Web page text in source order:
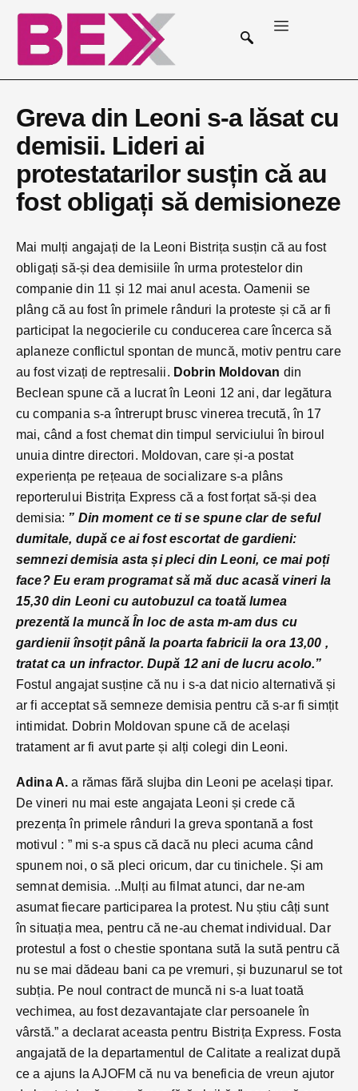
Greva din Leoni s-a lăsat cu
demisii. Lideri ai
protestatarilor susțin că au
fost obligați să demisioneze
Mai mulți angajați de la Leoni Bistrița susțin că au fost
obligați să-și dea demisiile în urma protestelor din
companie din 11 și 12 mai anul acesta. Oamenii se
plâng că au fost în primele rânduri la proteste și că ar fi
participat la negocierile cu conducerea care încerca să
aplaneze conflictul spontan de muncă, motiv pentru care
au fost vizați de reptresalii. Dobrin Moldovan din
Beclean spune că a lucrat în Leoni 12 ani, dar legătura
cu compania s-a întrerupt brusc vinerea trecută, în 17
mai, când a fost chemat din timpul serviciului în biroul
unuia dintre directori. Moldovan, care și-a postat
experiența pe rețeaua de socializare s-a plâns
reporterului Bistrița Express că a fost forțat să-și dea
demisia: ” Din moment ce ti se spune clar de seful
dumitale, după ce ai fost escortat de gardieni:
semnezi demisia asta și pleci din Leoni, ce mai poți
face? Eu eram programat să mă duc acasă vineri la
15,30 din Leoni cu autobuzul ca toată lumea
prezentă la muncă În loc de asta m-am dus cu
gardienii însoțit până la poarta fabricii la ora 13,00 ,
tratat ca un infractor. După 12 ani de lucru acolo.”
Fostul angajat susține că nu i s-a dat nicio alternativă și
ar fi acceptat să semneze demisia pentru că s-ar fi simțit
intimidat. Dobrin Moldovan spune că de același
tratament ar fi avut parte și alți colegi din Leoni.
Adina A. a rămas fără slujba din Leoni pe același tipar.
De vineri nu mai este angajata Leoni și crede că
prezența în primele rânduri la greva spontană a fost
motivul : ” mi s-a spus că dacă nu pleci acuma când
spunem noi, o să pleci oricum, dar cu tinichele. Și am
semnat demisia. ..Mulți au filmat atunci, dar ne-am
asumat fiecare participarea la protest. Nu știu câți sunt
în situația mea, pentru că ne-au chemat individual. Dar
protestul a fost o chestie spontana sută la sută pentru că
nu se mai dădeau bani ca pe vremuri, și buzunarul se tot
subția. Pe noul contract de muncă ni s-a luat toată
vechimea, au fost dezavantajate clar persoanele în
vârstă.” a declarat aceasta pentru Bistrița Express. Fosta
angajată de la departamentul de Calitate a realizat după
ce a ajuns la AJOFM că nu va beneficia de vreun ajutor